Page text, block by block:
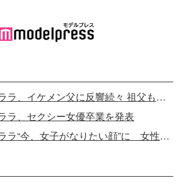
【写真】明日花キララ、イケメン父に反響続々 祖父も公開「最強遺伝子」と絶賛の声
ラ、セクシー女優卒業を発表
【写真】明日花キララ“今、女子がなりたい顔”に 女性人気の理由は？「何もかも変わった」11年…ストイックな努力明かす＜モデルプレスインタビュー＞